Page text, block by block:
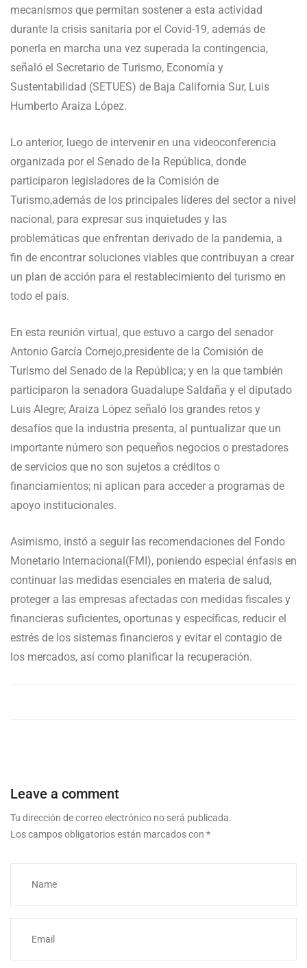
mecanismos que permitan sostener a esta actividad
durante la crisis sanitaria por el Covid-19, además de
ponerla en marcha una vez superada la contingencia,
señaló el Secretario de Turismo, Economía y
Sustentabilidad (SETUES) de Baja California Sur, Luis
Humberto Araiza López.
Lo anterior, luego de intervenir en una videoconferencia
organizada por el Senado de la República, donde
participaron legisladores de la Comisión de
Turismo,además de los principales líderes del sector a nivel
nacional, para expresar sus inquietudes y las
problemáticas que enfrentan derivado de la pandemia, a
fin de encontrar soluciones viables que contribuyan a crear
un plan de acción para el restablecimiento del turismo en
todo el país.
En esta reunión virtual, que estuvo a cargo del senador
Antonio García Cornejo,presidente de la Comisión de
Turismo del Senado de la República; y en la que también
participaron la senadora Guadalupe Saldaña y el diputado
Luis Alegre; Araiza López señaló los grandes retos y
desafíos que la industria presenta, al puntualizar que un
importante número son pequeños negocios o prestadores
de servicios que no son sujetos a créditos o
financiamientos; ni aplican para acceder a programas de
apoyo institucionales.
Asimismo, instó a seguir las recomendaciones del Fondo
Monetario Internacional(FMI), poniendo especial énfasis en
continuar las medidas esenciales en materia de salud,
proteger a las empresas afectadas con medidas fiscales y
financieras suficientes, oportunas y específicas, reducir el
estrés de los sistemas financieros y evitar el contagio de
los mercados, así como planificar la recuperación.
Leave a comment
Tu dirección de correo electrónico no será publicada.
Los campos obligatorios están marcados con *